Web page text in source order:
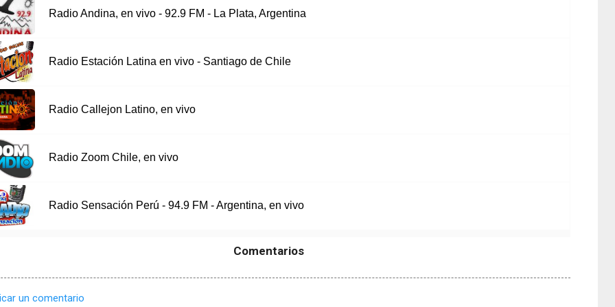
Radio Andina, en vivo - 92.9 FM - La Plata, Argentina
Radio Estación Latina en vivo - Santiago de Chile
Radio Callejon Latino, en vivo
Radio Zoom Chile, en vivo
Radio Sensación Perú - 94.9 FM - Argentina, en vivo
Comentarios
un comentario